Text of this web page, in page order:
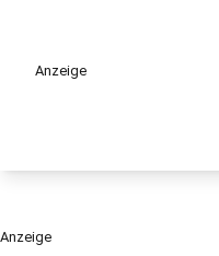
Anzeige
Anzeige